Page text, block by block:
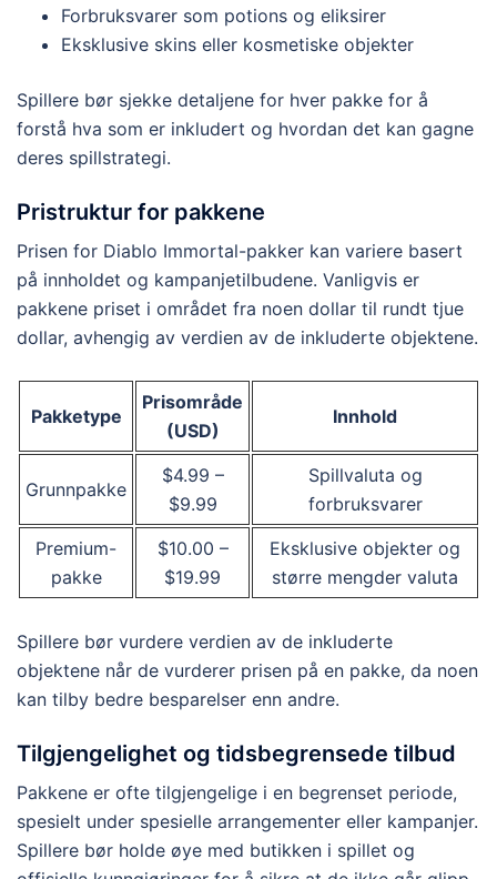
Forbruksvarer som potions og eliksirer
Eksklusive skins eller kosmetiske objekter
Spillere bør sjekke detaljene for hver pakke for å
forstå hva som er inkludert og hvordan det kan gagne
deres spillstrategi.
Pristruktur for pakkene
Prisen for Diablo Immortal-pakker kan variere basert
på innholdet og kampanjetilbudene. Vanligvis er
pakkene priset i området fra noen dollar til rundt tjue
dollar, avhengig av verdien av de inkluderte objektene.
Pakketype
Prisområde
(USD)
Innhold
Grunnpakke
$4.99 –
$9.99
Spillvaluta og
forbruksvarer
Premium-
pakke
$10.00 –
$19.99
Eksklusive objekter og
større mengder valuta
Spillere bør vurdere verdien av de inkluderte
objektene når de vurderer prisen på en pakke, da noen
kan tilby bedre besparelser enn andre.
Tilgjengelighet og tidsbegrensede tilbud
Pakkene er ofte tilgjengelige i en begrenset periode,
spesielt under spesielle arrangementer eller kampanjer.
Spillere bør holde øye med butikken i spillet og